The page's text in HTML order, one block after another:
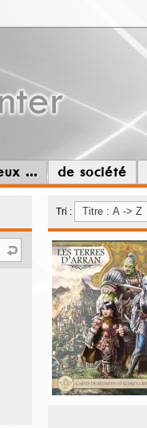
... de société
Tri :